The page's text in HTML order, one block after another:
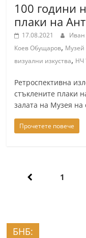
100 години
плаки на
17.08.2021
Коев Обущаров, Музей
визуални изкуства, НЧ
Ретроспективна
стъклените плаки
залата на Музея на
Прочетете повече
Навигация
1
БНБ: